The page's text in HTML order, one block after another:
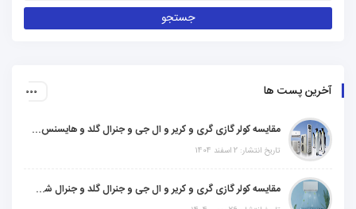
آخرین پست ها
مقایسه کولر گازی گری و کریر و ال جی و جنرال گلد و هایسنس و مدیا و اجنرال
تاریخ انتشار: 2 اسفند 1404
مقایسه کولر گازی گری و کریر و ال جی و جنرال گلد و جنرال شکار و سامسونگ و یونیوا